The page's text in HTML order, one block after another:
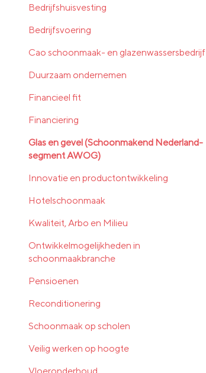
Bedrijfshuisvesting
Bedrijfsvoering
Cao schoonmaak- en glazenwassersbedrijf
Duurzaam ondernemen
Financieel fit
Financiering
Glas en gevel (Schoonmakend Nederland-
segment AWOG)
Innovatie en productontwikkeling
Hotelschoonmaak
Kwaliteit, Arbo en Milieu
Ontwikkelmogelijkheden in
schoonmaakbranche
Pensioenen
Reconditionering
Schoonmaak op scholen
Veilig werken op hoogte
Vloeronderhoud